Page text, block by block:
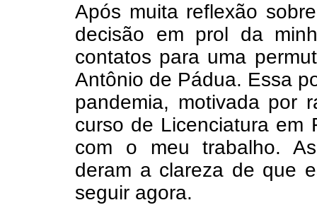
Após muita reflexão
decisão em prol da
contatos para uma
Antônio de Pádua. Essa
pandemia, motivada por
curso de Licenciatura em
com o meu trabalho.
deram a clareza de que
seguir agora.